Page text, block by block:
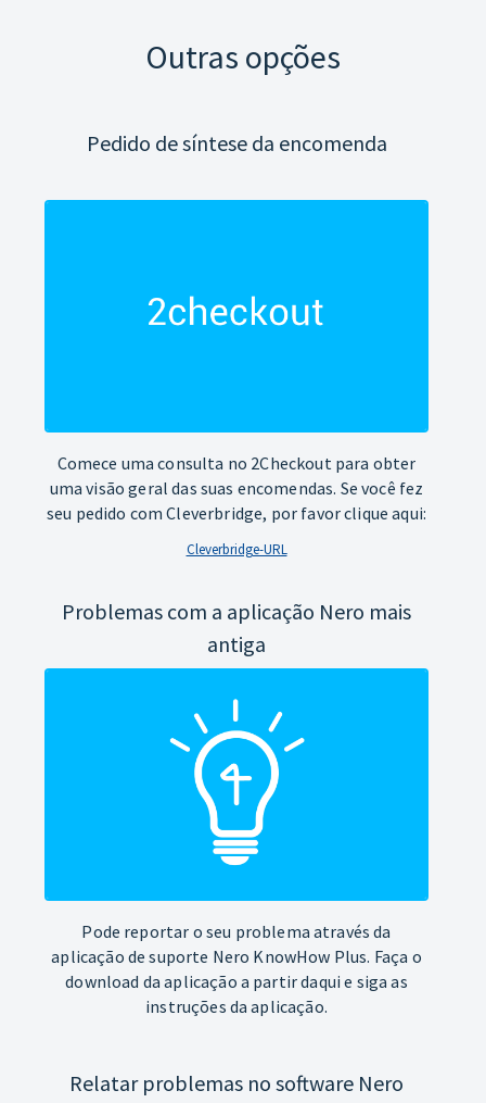
Outras opções
Pedido de síntese da encomenda
Comece uma consulta no 2Checkout para obter
uma visão geral das suas encomendas. Se você fez
seu pedido com Cleverbridge, por favor clique aqui:
Cleverbridge-URL
Problemas com a aplicação Nero mais
antiga
Pode reportar o seu problema através da
aplicação de suporte Nero KnowHow Plus. Faça o
download da aplicação a partir daqui e siga as
instruções da aplicação.
Relatar problemas no software Nero